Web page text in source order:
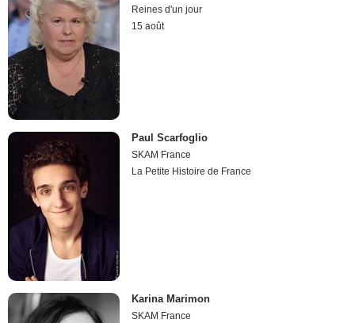
Reines d'un jour
15 août
Paul Scarfoglio
SKAM France
La Petite Histoire de France
Karina Marimon
SKAM France